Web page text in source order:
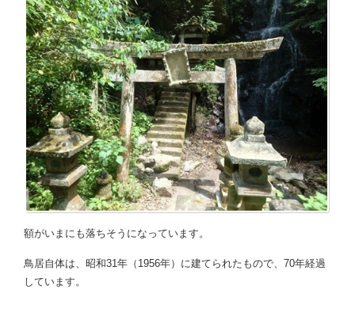
額がいまにも落ちそうになっています。
鳥居自体は、昭和31年（1956年）に建てられたもので、70年経過
しています。